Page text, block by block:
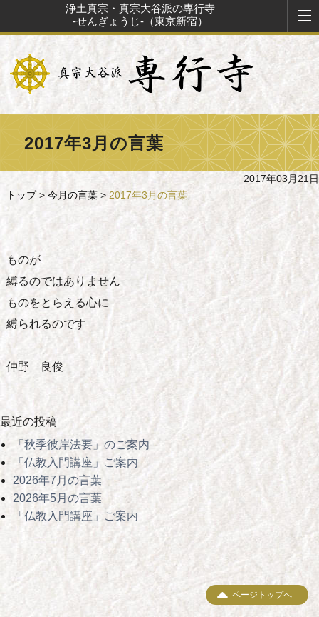
浄土真宗・真宗大谷派の専行寺
-せんぎょうじ-（東京新宿）
2017年3月の言葉
2017年03月21日
トップ> 今月の言葉> 2017年3月の言葉
ものが
縛るのではありません
ものをとらえる心に
縛られるのです
仲野 良俊
最近の投稿
「秋季彼岸法要」のご案内
「仏教入門講座」ご案内
2026年7月の言葉
2026年5月の言葉
「仏教入門講座」ご案内
ページトップへ